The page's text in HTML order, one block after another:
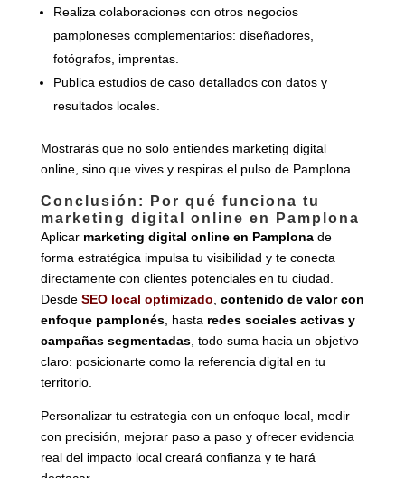
Realiza colaboraciones con otros negocios
pamploneses complementarios: diseñadores,
fotógrafos, imprentas.
Publica estudios de caso detallados con datos y
resultados locales.
Mostrarás que no solo entiendes marketing digital
online, sino que vives y respiras el pulso de Pamplona.
Conclusión: Por qué funciona tu
marketing digital online en Pamplona
Aplicar marketing digital online en Pamplonade
forma estratégica impulsa tu visibilidad y te conecta
directamente con clientes potenciales en tu ciudad.
Desde SEO local optimizado, contenido de valor con
enfoque pamplonés, hasta redes sociales activas y
campañas segmentadas, todo suma hacia un objetivo
claro: posicionarte como la referencia digital en tu
territorio.
Personalizar tu estrategia con un enfoque local, medir
con precisión, mejorar paso a paso y ofrecer evidencia
real del impacto local creará confianza y te hará